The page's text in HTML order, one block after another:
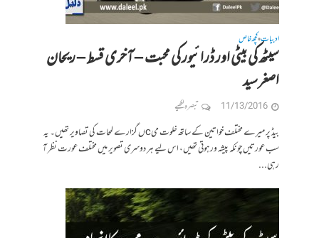
ادبیات•کچھ خاص
سیٹھ کی بیٹی اور ڈرائیور کی محبت – آخری قسط – ریحان
اصغر سید
11/13/2016 تبصرہ لکھیے
بیڈ پر میرے مختلف خواتین کے ساتھ خلوت میcں گزارے لمحات کی تصاویر تھیں۔ یہ
سب عورتیں چونکہ پیشہ ور ہوتی تھیں، اس لیے ہر دوسری تصویر میں مختلف عورت نظر آ
رہی...